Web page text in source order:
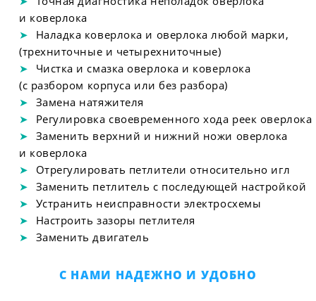
и коверлока
Наладка коверлока и оверлока любой марки,
(трехниточные и четырехниточные)
Чистка и смазка оверлока и коверлока
(с разбором корпуса или без разбора)
Замена натяжителя
Регулировка своевременного хода реек оверлока
Заменить верхний и нижний ножи оверлока
и коверлока
Отрегулировать петлители относительно игл
Заменить петлитель с последующей настройкой
Устранить неисправности электросхемы
Настроить зазоры петлителя
Заменить двигатель
С НАМИ НАДЕЖНО И УДОБНО